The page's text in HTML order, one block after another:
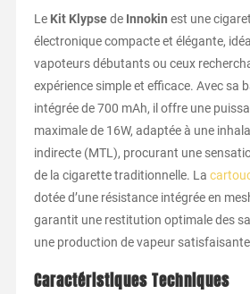
Le Kit Klypsede Innokin est une
électronique compacte et élégante,
vapoteurs débutants ou ceux
expérience simple et efficace. Avec sa
intégrée de 700 mAh, il offre une
maximale de 16W, adaptée à une
indirecte (MTL), procurant une
de la cigarette traditionnelle. La
dotée d’une résistance intégrée en
garantit une restitution optimale des
une production de vapeur
Caractéristiques Techniques